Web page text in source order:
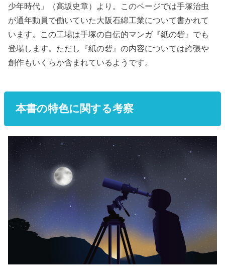
少年時代」（高坂史章）より。このページでは手塚治虫
が通年動員で働いていた大阪石綿工業について書かれて
います。この工場は手塚の自伝的マンガ『紙の砦』でも
登場します。ただし『紙の砦』の内容については誇張や
創作もいくらか含まれているようです。
本書の特色に関する考察